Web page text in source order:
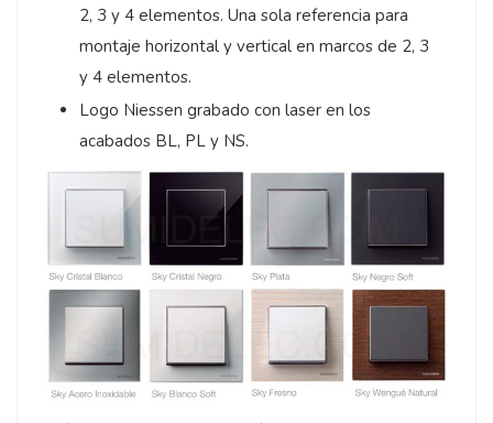
2, 3 y 4 elementos. Una sola referencia para
montaje horizontal y vertical en marcos de 2, 3
y 4 elementos.
Logo Niessen grabado con laser en los
acabados BL, PL y NS.